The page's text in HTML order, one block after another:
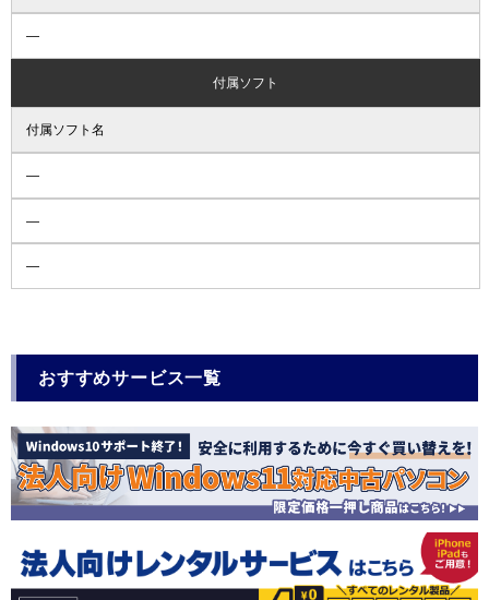
―
付属ソフト
付属ソフト名
―
―
―
おすすめサービス一覧